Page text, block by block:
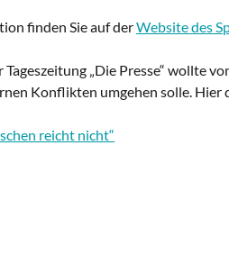
finden Sie auf derWebsite des
„Die Presse“ wollte
Konflikten umgehen solle. Hier
reicht nicht“